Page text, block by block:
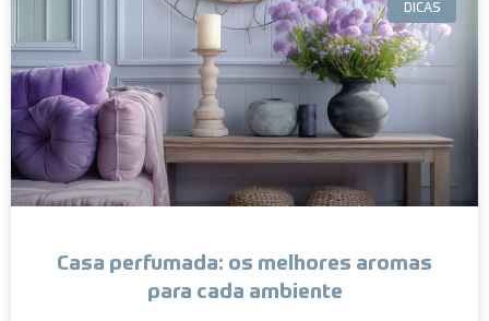
DICAS
Casa perfumada: os melhores aromas
para cada ambiente